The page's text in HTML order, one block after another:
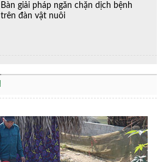
Bàn giải pháp ngăn chặn dịch bệnh
trên đàn vật nuôi